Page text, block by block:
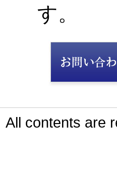
す。
All contents are